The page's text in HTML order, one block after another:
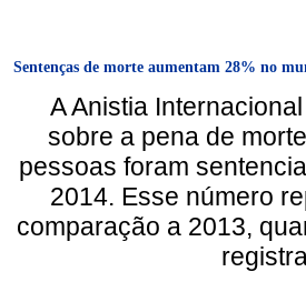
Sentenças de morte aumentam 28% no